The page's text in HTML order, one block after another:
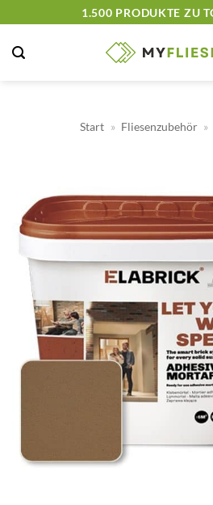
springen
1.500 PRODUKTE ZU
Start » Fliesenzubehör »